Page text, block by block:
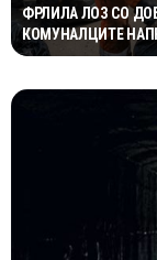
ФРЛИЛА ЛОЗ СО
КОМУНАЛЦИТЕ